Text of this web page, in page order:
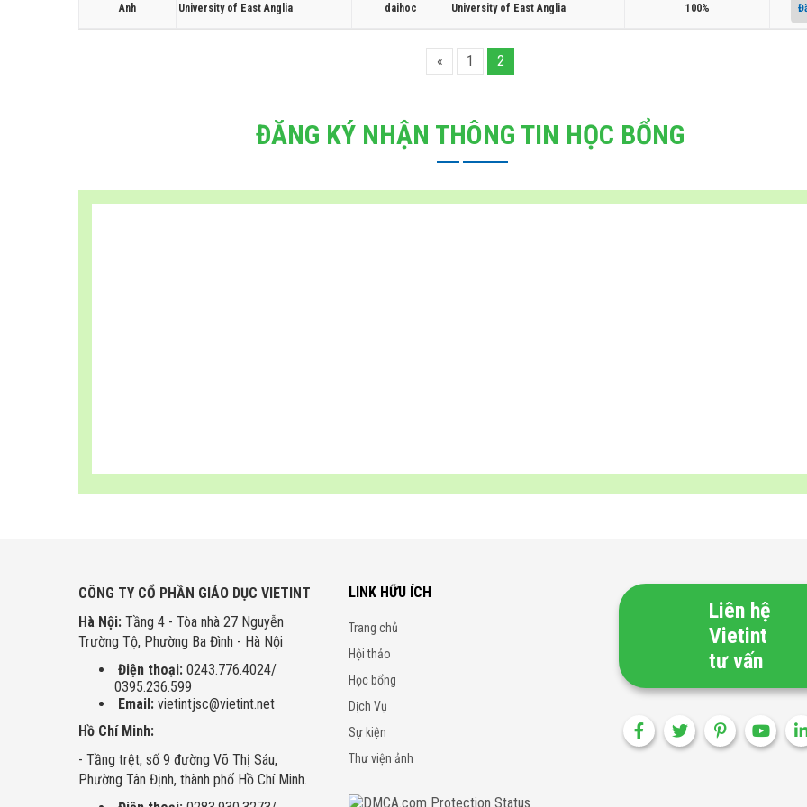
Anh University of East Anglia daihoc University of East Anglia 100%
« 1 2
ĐĂNG KÝ NHẬN THÔNG TIN HỌC BỔNG
CÔNG TY CỔ PHẦN GIÁO DỤC VIETINT
Hà Nội: Tầng 4 - Tòa nhà 27 Nguyễn
Trường Tộ, Phường Ba Đình - Hà Nội
Điện thoại: 0243.776.4024/
0395.236.599
Email: vietintjsc@vietint.net
Hồ Chí Minh:
- Tầng trệt, số 9 đường Võ Thị Sáu,
Phường Tân Định, thành phố Hồ Chí Minh.
LINK HỮU ÍCH
Trang chủ
Hội thảo
Học bổng
Dịch Vụ
Sự kiện
Thư viện ảnh
Liên hệ
Vietint
tư vấn